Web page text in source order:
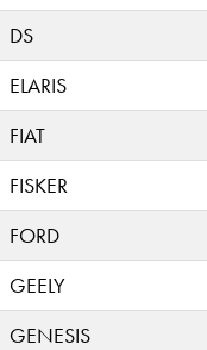
DS
ELARIS
FIAT
FISKER
FORD
GEELY
GENESIS